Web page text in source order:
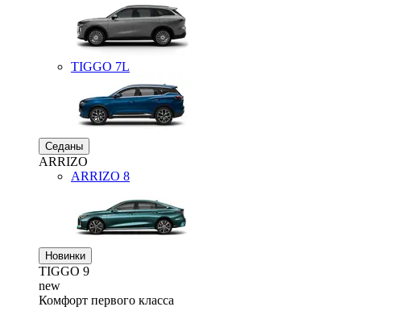
TIGGO 7L
Седаны
ARRIZO
ARRIZO 8
Новинки
TIGGO 9
new
Комфорт первого класса